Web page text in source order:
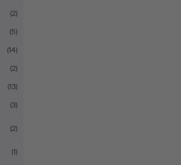
(2)
(5)
(14)
(2)
(13)
(3)
(2)
(1)